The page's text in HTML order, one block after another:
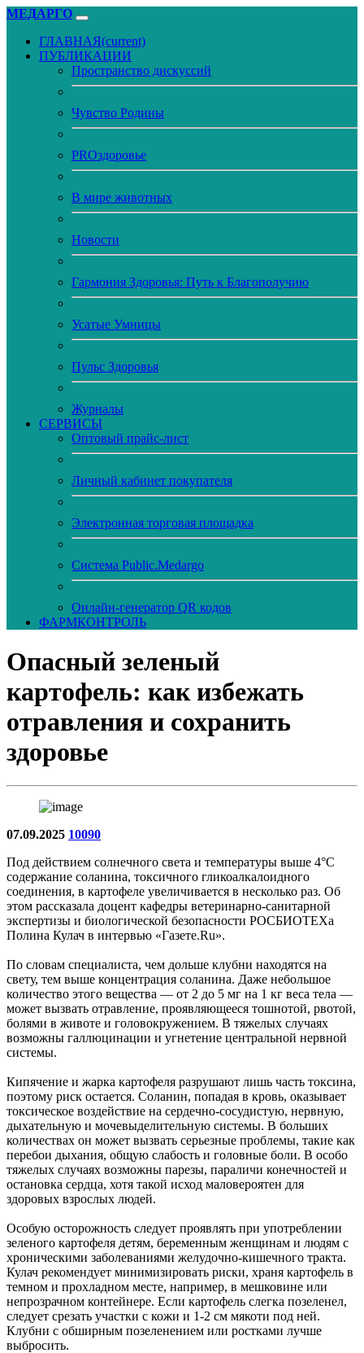
МЕДАРГО
ГЛАВНАЯ(current)
ПУБЛИКАЦИИ
Пространство дискуссий
Чувство Родины
PROздоровье
В мире животных
Новости
Гармония Здоровья: Путь к Благополучию
Усатые Умницы
Пульс Здоровья
Журналы
CЕРВИСЫ
Оптовый прайс-лист
Личный кабинет покупателя
Электронная торговая площадка
Система Public.Medargo
Онлайн-генератор QR кодов
ФАРМКОНТРОЛЬ
Опасный зеленый
картофель: как избежать
отравления и сохранить
здоровье
07.09.2025 10090
Под действием солнечного света и температуры выше 4°C
содержание соланина, токсичного гликоалкалоидного
соединения, в картофеле увеличивается в несколько раз. Об
этом рассказала доцент кафедры ветеринарно-санитарной
экспертизы и биологической безопасности РОСБИОТЕХа
Полина Кулач в интервью «Газете.Ru».
По словам специалиста, чем дольше клубни находятся на
свету, тем выше концентрация соланина. Даже небольшое
количество этого вещества — от 2 до 5 мг на 1 кг веса тела —
может вызвать отравление, проявляющееся тошнотой, рвотой,
болями в животе и головокружением. В тяжелых случаях
возможны галлюцинации и угнетение центральной нервной
системы.
Кипячение и жарка картофеля разрушают лишь часть токсина,
поэтому риск остается. Соланин, попадая в кровь, оказывает
токсическое воздействие на сердечно-сосудистую, нервную,
дыхательную и мочевыделительную системы. В больших
количествах он может вызвать серьезные проблемы, такие как
перебои дыхания, общую слабость и головные боли. В особо
тяжелых случаях возможны парезы, параличи конечностей и
остановка сердца, хотя такой исход маловероятен для
здоровых взрослых людей.
Особую осторожность следует проявлять при употреблении
зеленого картофеля детям, беременным женщинам и людям с
хроническими заболеваниями желудочно-кишечного тракта.
Кулач рекомендует минимизировать риски, храня картофель в
темном и прохладном месте, например, в мешковине или
непрозрачном контейнере. Если картофель слегка позеленел,
следует срезать участки с кожи и 1-2 см мякоти под ней.
Клубни с обширным позеленением или ростками лучше
выбросить.